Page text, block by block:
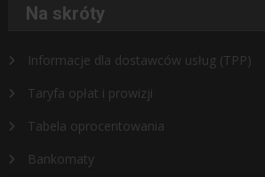
Na skróty
Informacje dla dostawców usług (TPP)
Taryfa opłat i prowizji
Tabela oprocentowania
Bankomaty